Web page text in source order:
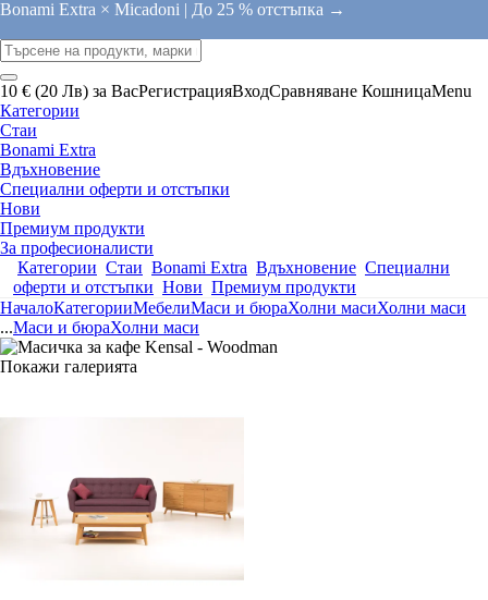
Bonami Extra × Micadoni | До 25 % отстъпка →
10 € (20 Лв) за ВасРегистрацияВходСравняване КошницаMenu
Категории
Стаи
Bonami Extra
Вдъхновение
Специални оферти и отстъпки
Нови
Премиум продукти
За професионалисти
Категории Стаи Bonami Extra Вдъхновение Специални
оферти и отстъпки Нови Премиум продукти
НачалоКатегорииМебелиМаси и бюраХолни масиХолни маси
...Маси и бюраХолни маси
Покажи галерията